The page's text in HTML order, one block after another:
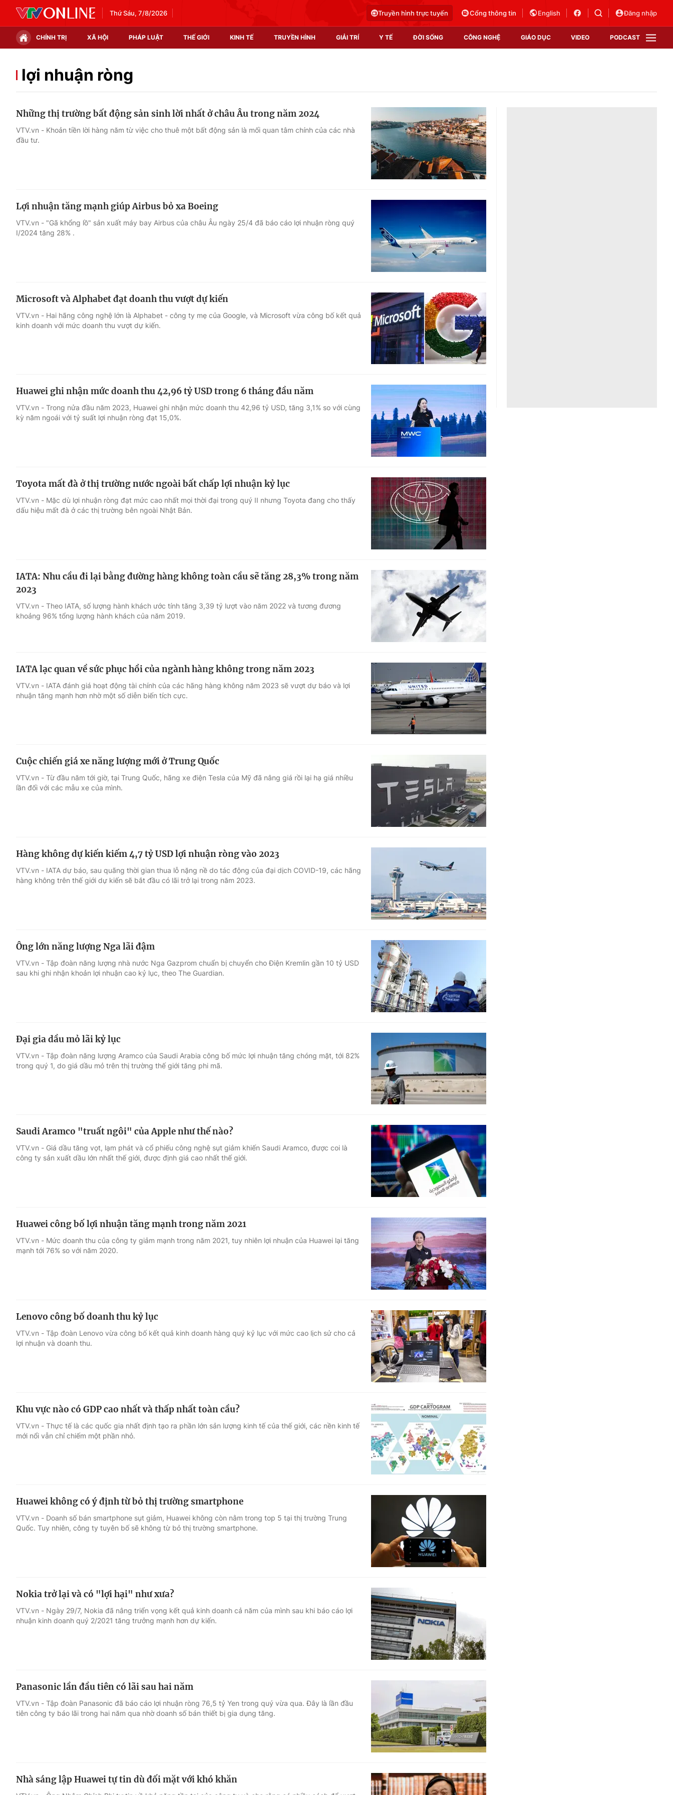
Thứ Sáu, 7/8/2026 Truyền hình trực tuyến Cổng thông tin English Đăng nhập
CHÍNH TRỊ XÃ HỘI PHÁP LUẬT THẾ GIỚI KINH TẾ TRUYỀN HÌNH GIẢI TRÍ Y TẾ ĐỜI SỐNG CÔNG NGHỆ GIÁO DỤC VIDEO PODCAST
Chính trị
Thế giới đó đây
Video
Shorts video
Podcast
EMagazine
Photo
Infographic
Góc ảnh
Âm nhạc
Sao
Du lịch
Làm đẹp
Chất lượng cuộc sống
Học trực tuyến
Công nghệ
Hitech Công nghệ tương lai
Sản phẩm
Thị trường
Tư vấn
VTV Sức khoẻ
lợi nhuận ròng
Những thị trường bất động sản sinh lời nhất ở châu Âu trong năm 2024
VTV.vn - Khoản tiền lời hàng năm từ việc cho thuê một bất động sản là mối quan tâm chính của các nhà
đầu tư.
Lợi nhuận tăng mạnh giúp Airbus bỏ xa Boeing
VTV.vn - "Gã khổng lồ" sản xuất máy bay Airbus của châu Âu ngày 25/4 đã báo cáo lợi nhuận ròng quý
I/2024 tăng 28% .
Microsoft và Alphabet đạt doanh thu vượt dự kiến
VTV.vn - Hai hãng công nghệ lớn là Alphabet - công ty mẹ của Google, và Microsoft vừa công bố kết quả
kinh doanh với mức doanh thu vượt dự kiến.
Huawei ghi nhận mức doanh thu 42,96 tỷ USD trong 6 tháng đầu năm
VTV.vn - Trong nửa đầu năm 2023, Huawei ghi nhận mức doanh thu 42,96 tỷ USD, tăng 3,1% so với cùng
kỳ năm ngoái với tỷ suất lợi nhuận ròng đạt 15,0%.
Toyota mất đà ở thị trường nước ngoài bất chấp lợi nhuận kỷ lục
VTV.vn - Mặc dù lợi nhuận ròng đạt mức cao nhất mọi thời đại trong quý II nhưng Toyota đang cho thấy
dấu hiệu mất đà ở các thị trường bên ngoài Nhật Bản.
IATA: Nhu cầu đi lại bằng đường hàng không toàn cầu sẽ tăng 28,3% trong năm
2023
VTV.vn - Theo IATA, số lượng hành khách ước tính tăng 3,39 tỷ lượt vào năm 2022 và tương đương
khoảng 96% tổng lượng hành khách của năm 2019.
IATA lạc quan về sức phục hồi của ngành hàng không trong năm 2023
VTV.vn - IATA đánh giá hoạt động tài chính của các hãng hàng không năm 2023 sẽ vượt dự báo và lợi
nhuận tăng mạnh hơn nhờ một số diễn biến tích cực.
Cuộc chiến giá xe năng lượng mới ở Trung Quốc
VTV.vn - Từ đầu năm tới giờ, tại Trung Quốc, hãng xe điện Tesla của Mỹ đã nâng giá rồi lại hạ giá nhiều
lần đối với các mẫu xe của mình.
Hàng không dự kiến kiếm 4,7 tỷ USD lợi nhuận ròng vào 2023
VTV.vn - IATA dự báo, sau quãng thời gian thua lỗ nặng nề do tác động của đại dịch COVID-19, các hãng
hàng không trên thế giới dự kiến sẽ bắt đầu có lãi trở lại trong năm 2023.
Ông lớn năng lượng Nga lãi đậm
VTV.vn - Tập đoàn năng lượng nhà nước Nga Gazprom chuẩn bị chuyển cho Điện Kremlin gần 10 tỷ USD
sau khi ghi nhận khoản lợi nhuận cao kỷ lục, theo The Guardian.
Đại gia dầu mỏ lãi kỷ lục
VTV.vn - Tập đoàn năng lượng Aramco của Saudi Arabia công bố mức lợi nhuận tăng chóng mặt, tới 82%
trong quý 1, do giá dầu mỏ trên thị trường thế giới tăng phi mã.
Saudi Aramco "truất ngôi" của Apple như thế nào?
VTV.vn - Giá dầu tăng vọt, lạm phát và cổ phiếu công nghệ sụt giảm khiến Saudi Aramco, được coi là
công ty sản xuất dầu lớn nhất thế giới, được định giá cao nhất thế giới.
Huawei công bố lợi nhuận tăng mạnh trong năm 2021
VTV.vn - Mức doanh thu của công ty giảm mạnh trong năm 2021, tuy nhiên lợi nhuận của Huawei lại tăng
mạnh tới 76% so với năm 2020.
Lenovo công bố doanh thu kỷ lục
VTV.vn - Tập đoàn Lenovo vừa công bố kết quả kinh doanh hàng quý kỷ lục với mức cao lịch sử cho cả
lợi nhuận và doanh thu.
Khu vực nào có GDP cao nhất và thấp nhất toàn cầu?
VTV.vn - Thực tế là các quốc gia nhất định tạo ra phần lớn sản lượng kinh tế của thế giới, các nền kinh tế
mới nổi vẫn chỉ chiếm một phần nhỏ.
Huawei không có ý định từ bỏ thị trường smartphone
VTV.vn - Doanh số bán smartphone sụt giảm, Huawei không còn nằm trong top 5 tại thị trường Trung
Quốc. Tuy nhiên, công ty tuyên bố sẽ không từ bỏ thị trường smartphone.
Nokia trở lại và có "lợi hại" như xưa?
VTV.vn - Ngày 29/7, Nokia đã nâng triển vọng kết quả kinh doanh cả năm của mình sau khi báo cáo lợi
nhuận kinh doanh quý 2/2021 tăng trưởng mạnh hơn dự kiến.
Panasonic lần đầu tiên có lãi sau hai năm
VTV.vn - Tập đoàn Panasonic đã báo cáo lợi nhuận ròng 76,5 tỷ Yen trong quý vừa qua. Đây là lần đầu
tiên công ty báo lãi trong hai năm qua nhờ doanh số bán thiết bị gia dụng tăng.
Nhà sáng lập Huawei tự tin dù đối mặt với khó khăn